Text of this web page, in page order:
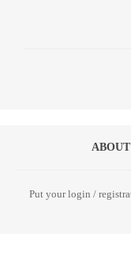
Put your login /